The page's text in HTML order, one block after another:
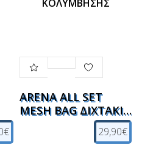
ARENA ALL SET
MESH BAG ΔΙΧΤΑΚΙ
ΚΟΛΥΜΒΗΣΗΣ
29,90€